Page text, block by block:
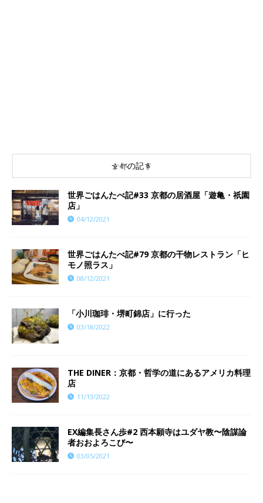
京都の記事
世界ごはんたべ記#33 京都の居酒屋「遊亀・祇園
店」
04/12/2021
世界ごはんたべ記#79 京都の干物レストラン「ヒ
モノ照ラス」
08/12/2021
「小川珈琲・堺町錦店」に行った
03/18/2022
THE DINER：京都・哲学の道にあるアメリカ料理
店
11/13/2022
EX編集長さん歩#2 西本願寺はユダヤ教〜陰謀論
者おおよろこび〜
03/05/2021